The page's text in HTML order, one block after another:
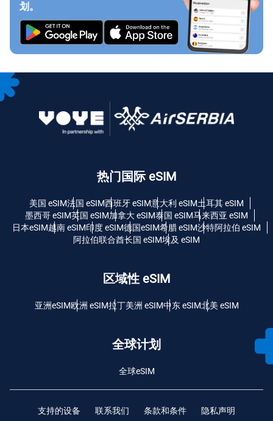
划。
热门国际 eSIM
美国 eSIM法国 eSIM西班牙 eSIM意大利 eSIM土耳其 eSIM
墨西哥 eSIM英国 eSIM加拿大 eSIM泰国 eSIM马来西亚 eSIM
日本eSIM越南 eSIM印度 eSIM德国eSIM希腊 eSIM沙特阿拉伯 eSIM
阿拉伯联合酋长国 eSIM埃及 eSIM
区域性 eSIM
亚洲eSIM欧洲 eSIM拉丁美洲 eSIM中东 eSIM北美 eSIM
全球计划
全球eSIM
支持的设备 联系我们 条款和条件 隐私声明